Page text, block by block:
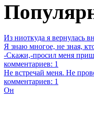
Из ниоткуда я вернулась
Я знаю многое, не зная,
-Скажи,-просил меня
комментариев: 1
Не встречай меня. Не
комментариев: 1
Он